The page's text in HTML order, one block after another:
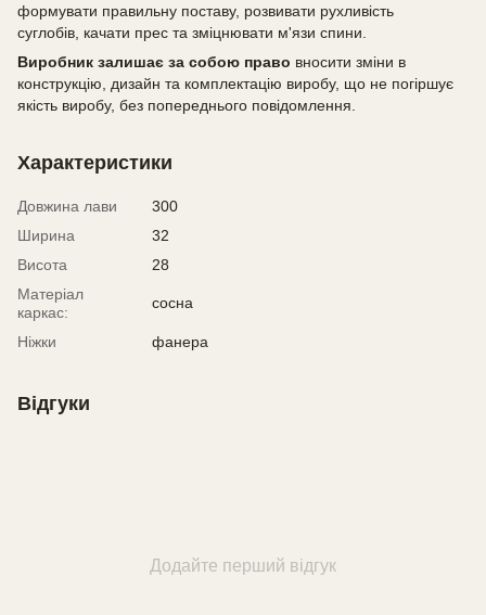
формувати правильну поставу, розвивати рухливість
суглобів, качати прес та зміцнювати м'язи спини.
Виробник залишає за собою право вносити зміни в
конструкцію, дизайн та комплектацію виробу, що не погіршує
якість виробу, без попереднього повідомлення.
Характеристики
Довжина лави
300
Ширина
32
Висота
28
Матеріал
каркас:
сосна
Ніжки фанера
Відгуки
Додайте перший відгук